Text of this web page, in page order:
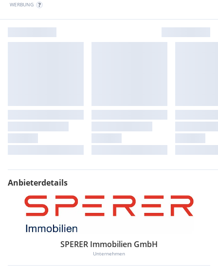
WERBUNG
Anbieterdetails
SPERER Immobilien GmbH
Unternehmen